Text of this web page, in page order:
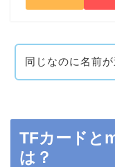
同じなのに名前
TFカードと
は？